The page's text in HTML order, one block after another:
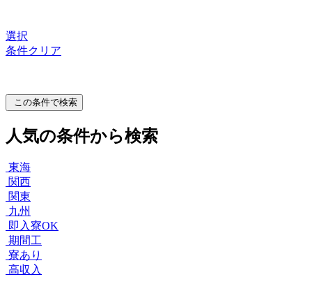
選択
条件クリア
この条件で検索
人気の条件から検索
東海
関西
関東
九州
即入寮OK
期間工
寮あり
高収入